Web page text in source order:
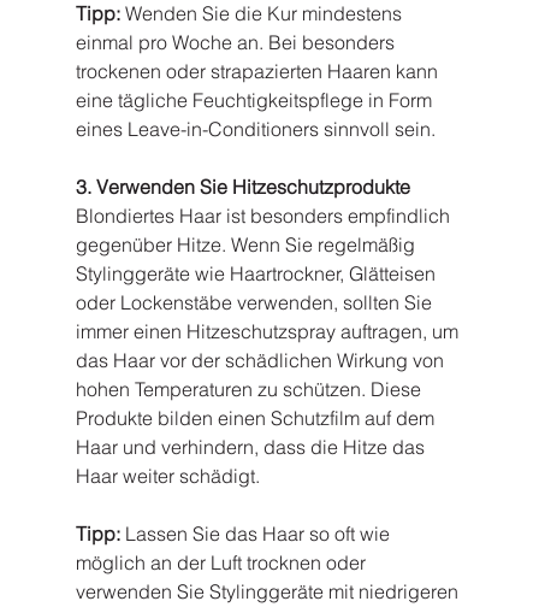
Tipp: Wenden Sie die Kur mindestens
einmal pro Woche an. Bei besonders
trockenen oder strapazierten Haaren kann
eine tägliche Feuchtigkeitspflege in Form
eines Leave-in-Conditioners sinnvoll sein.
3. Verwenden Sie Hitzeschutzprodukte
Blondiertes Haar ist besonders empfindlich
gegenüber Hitze. Wenn Sie regelmäßig
Stylinggeräte wie Haartrockner, Glätteisen
oder Lockenstäbe verwenden, sollten Sie
immer einen Hitzeschutzspray auftragen, um
das Haar vor der schädlichen Wirkung von
hohen Temperaturen zu schützen. Diese
Produkte bilden einen Schutzfilm auf dem
Haar und verhindern, dass die Hitze das
Haar weiter schädigt.
Tipp: Lassen Sie das Haar so oft wie
möglich an der Luft trocknen oder
verwenden Sie Stylinggeräte mit niedrigeren